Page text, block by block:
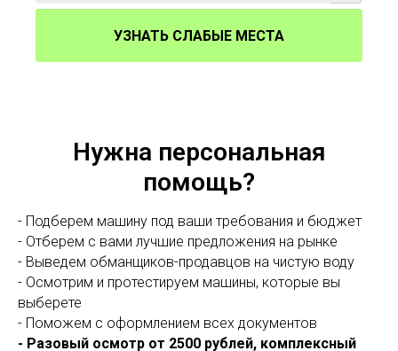
УЗНАТЬ СЛАБЫЕ МЕСТА
Нужна персональная
помощь?
- Подберем машину под ваши требования и бюджет
- Отберем с вами лучшие предложения на рынке
- Выведем обманщиков-продавцов на чистую воду
- Осмотрим и протестируем машины, которые вы
выберете
- Поможем с оформлением всех документов
- Разовый осмотр от 2500 рублей, комплексный